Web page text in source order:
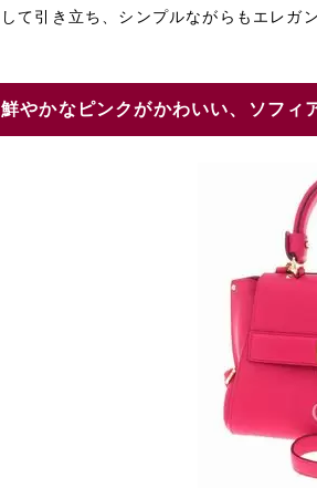
して引き立ち、シンプルながらもエレガ
鮮やかなピンクがかわいい、ソフィ